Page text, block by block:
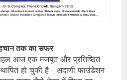
तक का सफर
आज एक मजबूत और प्रतिष्ठित
हो चुकी है। अदाणी फाउंडेशन